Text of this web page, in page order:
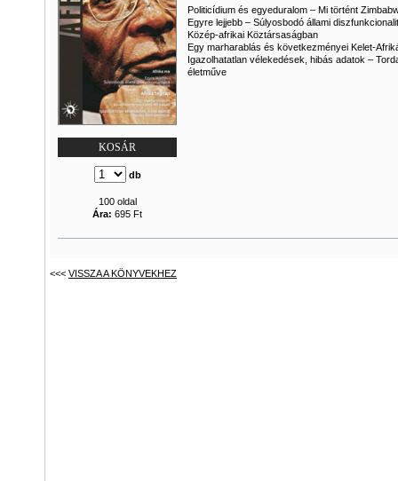
KOSÁR
db
100 oldal
Ára: 695 Ft
Politicídium és egyeduralom – Mi történt
Egyre lejjebb – Súlyosbodó állami
Közép-afrikai Köztársaságban
Egy marharablás és következményei Kelet-
Igazolhatatlan vélekedések, hibás adatok –
életműve
<<< VISSZA A KÖNYVEKHEZ